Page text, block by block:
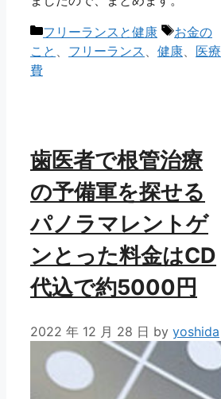
カ
テ
ゴ
フリーランスと健康
タ
グ
お金の
こと
フリーランス 健康
医療
費
歯医者で根管治療
の予備軍を探せる
パノラマレントゲ
ンとった料金はCD
代込で約5000円
2022 年 12 月 28 日 by yoshida